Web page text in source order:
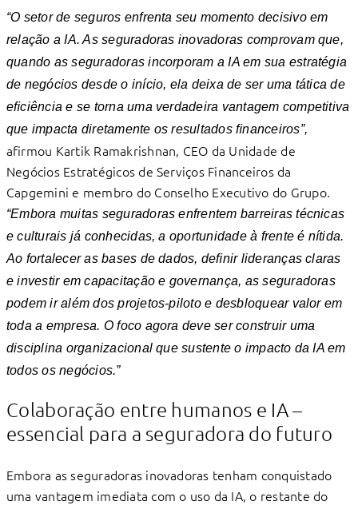
“O setor de seguros enfrenta seu momento decisivo em
relação a IA. As seguradoras inovadoras comprovam que,
quando as seguradoras incorporam a IA em sua estratégia
de negócios desde o início, ela deixa de ser uma tática de
eﬁciência e se torna uma verdadeira vantagem competitiva
que impacta diretamente os resultados ﬁnanceiros”,
aﬁrmou Kartik Ramakrishnan, CEO da Unidade de
Negócios Estratégicos de Serviços Financeiros da
Capgemini e membro do Conselho Executivo do Grupo.
“Embora muitas seguradoras enfrentem barreiras técnicas
e culturais já conhecidas, a oportunidade à frente é nítida.
Ao fortalecer as bases de dados, deﬁnir lideranças claras
e investir em capacitação e governança, as seguradoras
podem ir além dos projetos-piloto e desbloquear valor em
toda a empresa. O foco agora deve ser construir uma
disciplina organizacional que sustente o impacto da IA em
todos os negócios.”
Colaboração entre humanos e IA –
essencial para a seguradora do futuro
Embora as seguradoras inovadoras tenham conquistado
uma vantagem imediata com o uso da IA, o restante do